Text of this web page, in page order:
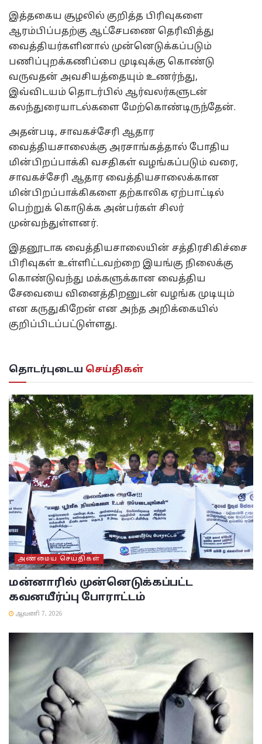
இத்தகைய சூழலில் குறித்த பிரிவுகளை
ஆரம்பிப்பதற்கு ஆட்சேபணை தெரிவித்து
வைத்தியர்களினால் முன்னெடுக்கப்படும்
பணிப்புறக்கணிப்பை முடிவுக்கு கொண்டு
வருவதன் அவசியத்தையும் உணர்ந்து,
இவ்விடயம் தொடர்பில் ஆர்வலர்களுடன்
கலந்துரையாடல்களை மேற்கொண்டிருந்தேன்.
அதன்படி, சாவகச்சேரி ஆதார
வைத்தியசாலைக்கு அரசாங்கத்தால் போதிய
மின்பிறப்பாக்கி வசதிகள் வழங்கப்படும் வரை,
சாவகச்சேரி ஆதார வைத்தியசாலைக்கான
மின்பிறப்பாக்கிகளை தற்காலிக ஏற்பாட்டில்
பெற்றுக் கொடுக்க அன்பர்கள் சிலர்
முன்வந்துள்ளனர்.
இதனூடாக வைத்தியசாலையின் சத்திரசிகிச்சை
பிரிவுகள் உள்ளிட்டவற்றை இயங்கு நிலைக்கு
கொண்டுவந்து மக்களுக்கான வைத்திய
சேவையை வினைத்திறனுடன் வழங்க முடியும்
என கருதுகிறேன் என அந்த அறிக்கையில்
குறிப்பிடப்பட்டுள்ளது.
தொடர்புடைய செய்திகள்
அண்மைய செய்திகள்
மன்னாரில் முன்னெடுக்கப்பட்ட
கவனயீர்ப்பு போராட்டம்
ஆவணி 7, 2026